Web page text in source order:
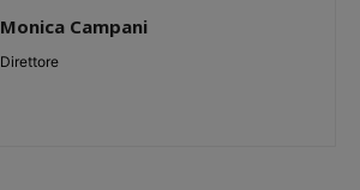
Monica Campani
Direttore